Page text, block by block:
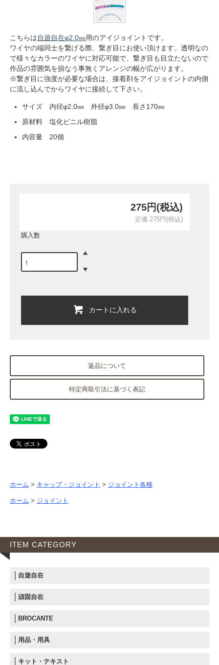
こちらは自遊自在φ2.0㎜用のアイジョイントです。
ワイヤの端同士を繋げる際、繋ぎ目にお使い頂けます。透明なの
で様々なカラーのワイヤに対応可能で、繋ぎ目も目立たないので
作品の雰囲気を損なう事無くアレンジの幅が広がります。
※繋ぎ目に強度が必要な場合は、接着剤をアイジョイントの内側
に流し込んでからワイヤに接続して下さい。
サイズ 内径φ2.0㎜ 外径φ3.0㎜ 長さ170㎜
原材料 塩化ビニル樹脂
内容量 20個
275円(税込)
定価 275円(税込)
購入数
カートに入れる
返品について
特定商取引法に基づく表記
ホーム > キャップ・ジョイント > ジョイント各種
ホーム > ジョイント
ITEM CATEGORY
自遊自在
頑固自在
BROCANTE
用品・用具
キット・テキスト